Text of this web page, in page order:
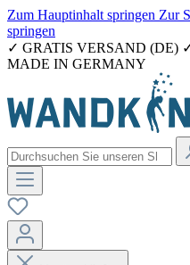
Zum Hauptinhalt springen Zur
springen
✓ GRATIS VERSAND (DE)
MADE IN GERMANY